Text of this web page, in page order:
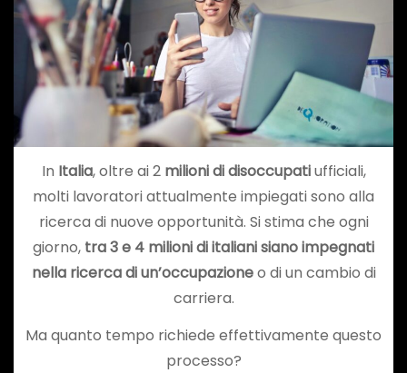
In Italia, oltre ai 2 milioni di disoccupatiufficiali,
molti lavoratori attualmente impiegati sono alla
ricerca di nuove opportunità. Si stima che ogni
giorno, tra 3 e 4 milioni di italiani siano impegnati
nella ricerca di un’occupazioneo di un cambio di
carriera.
Ma quanto tempo richiede effettivamente questo
processo?